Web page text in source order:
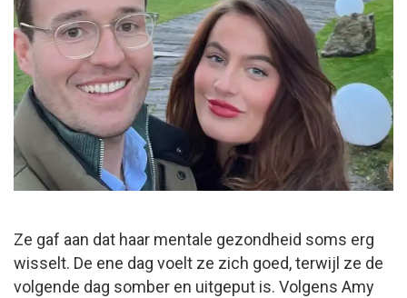
Ze gaf aan dat haar mentale gezondheid soms erg
wisselt. De ene dag voelt ze zich goed, terwijl ze de
volgende dag somber en uitgeput is. Volgens Amy